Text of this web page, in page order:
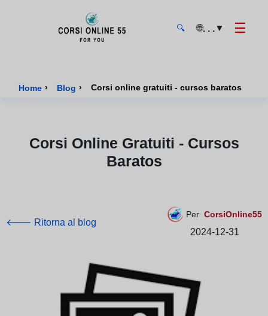
🔍 🌐. . .▼ ☰
Home › Blog › Corsi online gratuiti - cursos baratos
Corsi Online Gratuiti - Cursos
Baratos
🡐 Ritorna al blog
Per CorsiOnline55
2024-12-31